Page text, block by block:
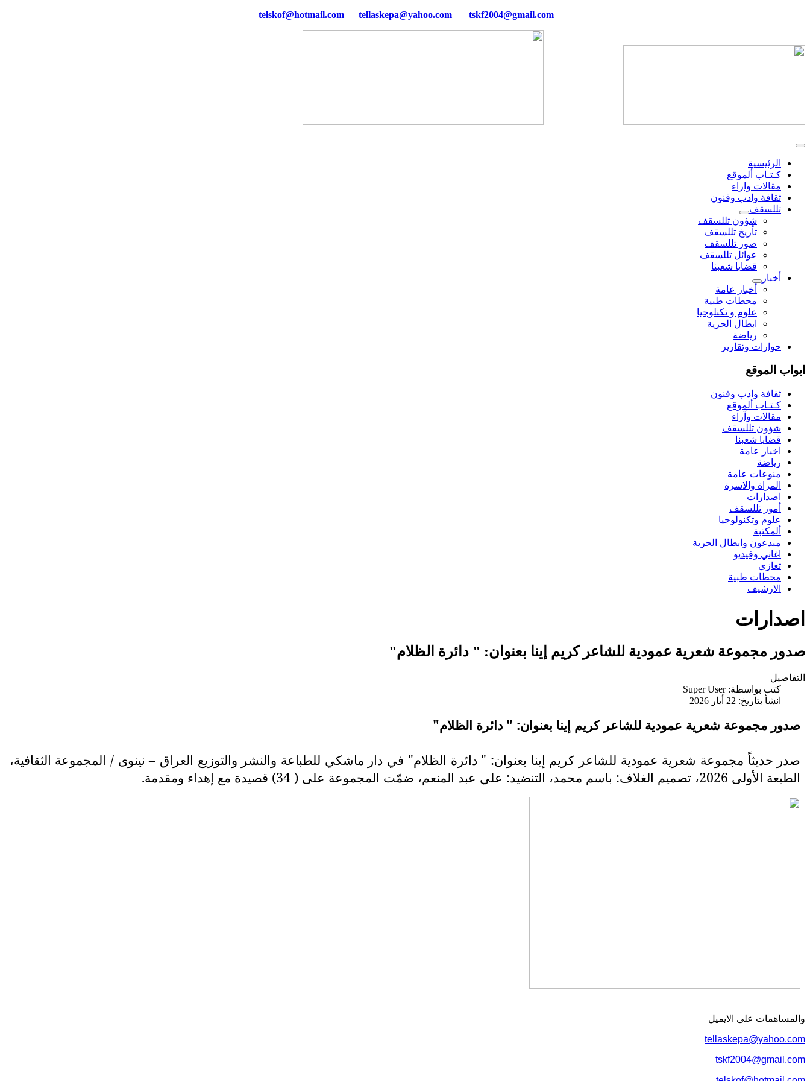
tellaskepa@yahoo.com tskf2004@gmail.com
الرئيسية
كـتـاب ألموقع
مقالات واراء
ثقافة وادب وفنون
تللسقف
شؤون تللسقف
تأريخ تللسقف
صور تللسقف
عوائل تللسقف
قضايا شعبنا
أخبار
أخبار عامة
محطات طبية
علوم و تکنلوجیا
ابطال الحرية
رياضة
حوارات وتقارير
ابواب الموقع
ثقافة وادب وفنون
كـتـاب ألموقع
مقالات وآراء
شؤون تللسقف
قضايا شعبنا
اخبار عامة
رياضة
منوعات عامة
المراة والاسرة
اصدارات
أمور تللسقف
علوم وتكنولوجيا
ألمكتبة
مبدعون وابطال الحرية
اغاني وفيديو
تعازي
محطات طبية
الارشيف
اصدارات
صدور مجموعة شعرية عمودية للشاعر كريم إينا بعنوان: " دائرة الظلام"
التفاصيل
كتب بواسطة:Super User
انشأ بتاريخ: 22 أيار 2026
صدور مجموعة شعرية عمودية للشاعر كريم إينا بعنوان: " دائرة الظلام"
صدر حديثاً مجموعة شعرية عمودية للشاعر كريم إينا بعنوان: " دائرة الظلام" في دار ماشكي للطباعة والنشر والتوزيع العراق – نينوى / المجموعة الثقافية،
الطبعة الأولى 2026، تصميم الغلاف: باسم محمد، التنضيد: علي عبد المنعم، ضمّت المجموعة على ( 34) قصيدة مع إهداء ومقدمة.
والمساهمات علی الایمیل
tellaskepa@yahoo.com
tskf2004@gmail.com